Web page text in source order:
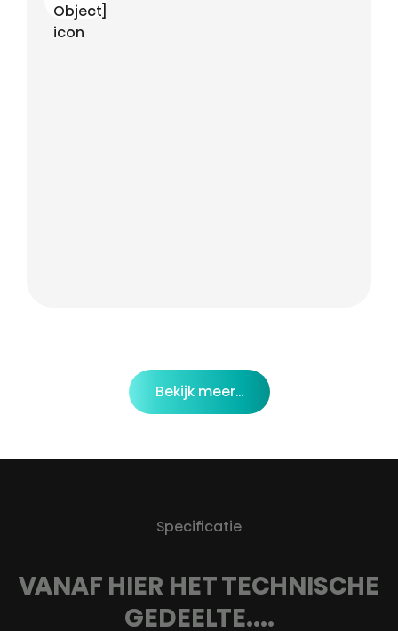
Bekijk meer...
Specificatie
VANAF HIER HET TECHNISCHE
GEDEELTE....